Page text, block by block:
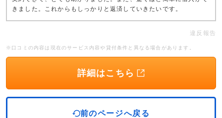
きました。これからもしっかりと返済していきたいです。
違反報告
※口コミの内容は現在のサービス内容や貸付条件と異なる場合があります。
詳細はこちら
前のページへ戻る